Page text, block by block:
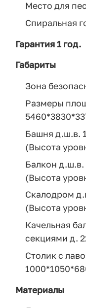
Место для
Спиральная
Гарантия 1 год.
Габариты
Зона
Размеры
Башня д.ш.в.
(Высота
Балкон
(Высота
Скалодром
(Высота
Качельная
секциями д.
Столик с
Материалы